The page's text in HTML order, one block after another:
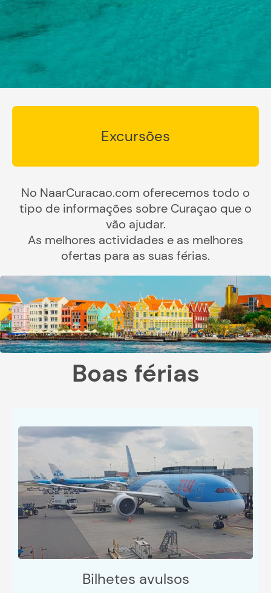
Excursões
No NaarCuracao.com oferecemos todo o
tipo de informações sobre Curaçao que o
vão ajudar.
As melhores actividades e as melhores
ofertas para as suas férias.
Boas férias
Bilhetes avulsos